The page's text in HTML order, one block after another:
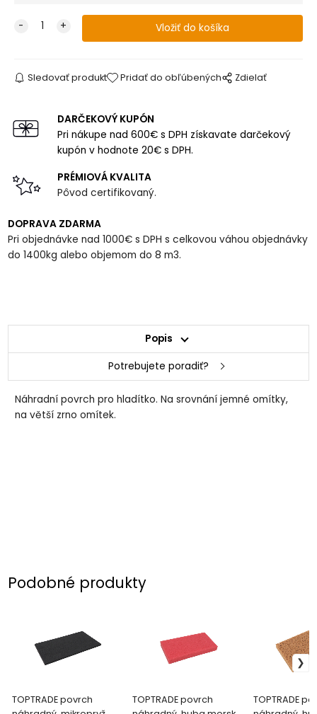
Sledovať produkt Pridať do obľúbených Zdielať
DARČEKOVÝ KUPÓN
Pri nákupe nad 600€ s DPH získavate darčekový
kupón v hodnote 20€ s DPH.
PRÉMIOVÁ KVALITA
Pôvod certifikovaný.
DOPRAVA ZDARMA
Pri objednávke nad 1000€ s DPH s celkovou váhou objednávky
do 1400kg alebo objemom do 8 m3.
Popis
Potrebujete poradiť?
Náhradní povrch pro hladítko. Na srovnání jemné omítky,
na větší zrno omítek.
Podobné produkty
TOPTRADE povrch
TOPTRADE povrch
TOPTRADE